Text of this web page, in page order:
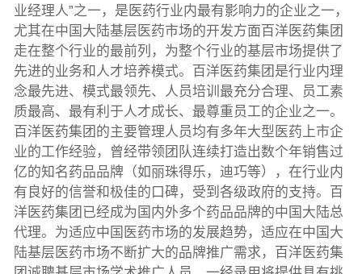
业经理人”之一，是医药行业内最有影响力的企业之一，
尤其在中国大陆基层医药市场的开发方面百洋医药集团
走在整个行业的最前列，为整个行业的基层市场提供了
先进的业务和人才培养模式。百洋医药集团是行业内理
念最先进、模式最领先、人员培训最充分合理、员工素
质最高、最有利于人才成长、最尊重员工的企业之一。
百洋医药集团的主要管理人员均有多年大型医药上市企
业的工作经验，曾经带领团队连续打造出数个年销售过
亿的知名药品品牌（如丽珠得乐，迪巧等），在行业内
有良好的信誉和极佳的口碑，受到各级政府的支持。百
洋医药集团已经成为国内外多个药品品牌的中国大陆总
代理。为适应中国医药市场的发展趋势，适应在中国大
陆基层医药市场不断扩大的品牌推广需求，百洋医药集